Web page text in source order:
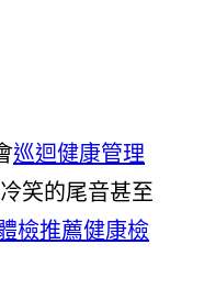
巡迴健康管理
笑的尾音甚至
檢推薦健康檢